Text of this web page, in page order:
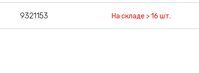
9321153 На складе > 16 шт.